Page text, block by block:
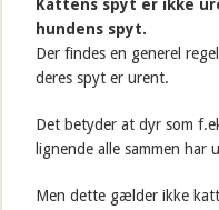
Kattens spyt er ikke
hundens spyt.
Der findes en generel
deres spyt er urent.
Det betyder at dyr som
lignende alle sammen har
Men dette gælder ikke